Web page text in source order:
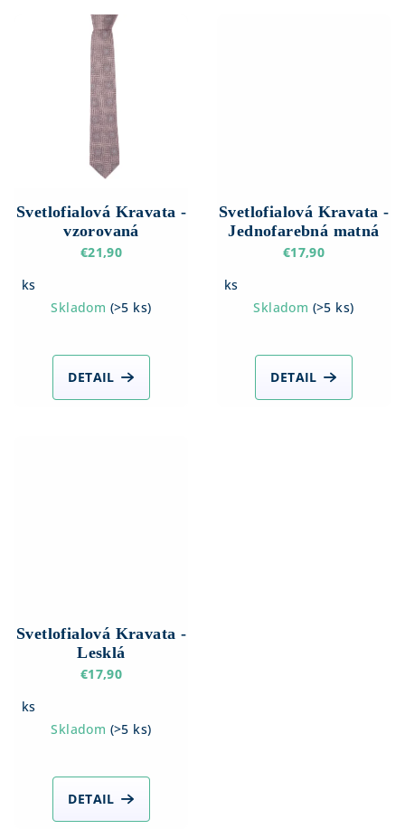
Svetlofialová Kravata -
vzorovaná
€21,90
ks
Skladom (>5 ks)
DETAIL
Svetlofialová Kravata -
Jednofarebná matná
€17,90
ks
Skladom (>5 ks)
DETAIL
Svetlofialová Kravata -
Lesklá
€17,90
ks
Skladom (>5 ks)
DETAIL